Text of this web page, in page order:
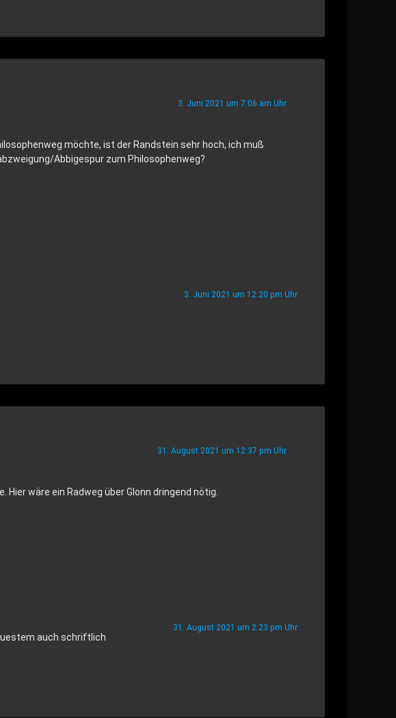
3. Juni 2021 um 7:06 am Uhr
möchte, ist der Randstein sehr hoch, ich muß
Abbigespur zum Philosophenweg?
3. Juni 2021 um 12:20 pm Uhr
31. August 2021 um 12:37 pm Uhr
wäre ein Radweg über Glonn dringend nötig.
31. August 2021 um 2:23 pm Uhr
auch schriftlich